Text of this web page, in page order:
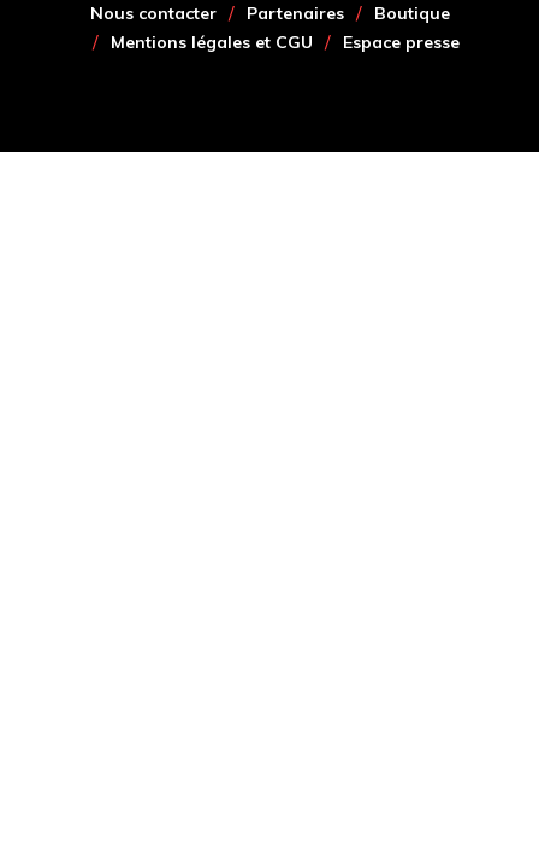
Nous contacter Partenaires
Boutique
Mentions légales et CGU
Espace presse